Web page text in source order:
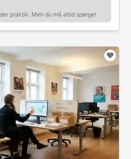
praktik. Men du må altid spørge!